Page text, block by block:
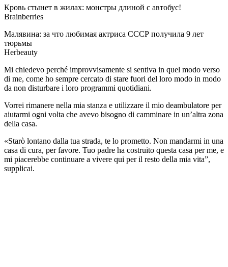
Кровь стынет в жилах: монстры длиной с автобус!
Brainberries
Малявина: за что любимая актриса СССР получила 9 лет
тюрьмы
Herbeauty
Mi chiedevo perché improvvisamente si sentiva in quel modo verso
di me, come ho sempre cercato di stare fuori del loro modo in modo
da non disturbare i loro programmi quotidiani.
Vorrei rimanere nella mia stanza e utilizzare il mio deambulatore per
aiutarmi ogni volta che avevo bisogno di camminare in un’altra zona
della casa.
«Starò lontano dalla tua strada, te lo prometto. Non mandarmi in una
casa di cura, per favore. Tuo padre ha costruito questa casa per me, e
mi piacerebbe continuare a vivere qui per il resto della mia vita”,
supplicai.